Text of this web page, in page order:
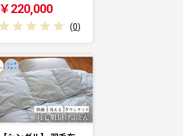
￥220,000
(0)